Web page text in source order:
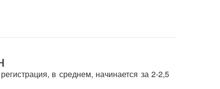
в среднем, начинается за 2-2,5